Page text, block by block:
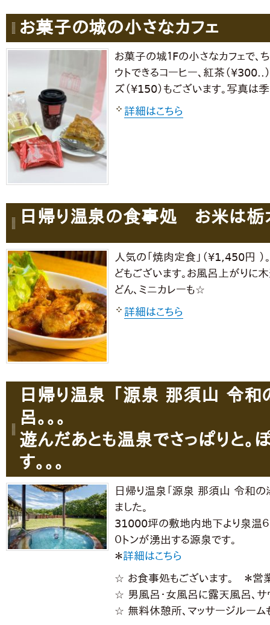
お菓子の城の小さなカフェ
お菓子の城１Fの小さなカフェで、ち
ウトできるコーヒー、紅茶（
ズ（¥150）もございます。写真は
詳細はこちら
日帰り温泉の食事処 お米は栃
人気の「焼肉定食」（¥1,450円 ）
どもございます。お風呂上がりに
どん、ミニカレーも☆
詳細はこちら
日帰り温泉 「源泉 那須山 令和
呂。。。
遊んだあとも温泉でさっぱりと。
す。。。
日帰り温泉「源泉 那須山 令和の
ました。
31000坪の敷地内地下より泉温６０.
０トンが湧出する源泉です。
＊詳細はこちら
☆ お食事処もございます。 ＊営
☆ 男風呂・女風呂に露天風呂、サ
☆ 無料休憩所、マッサージルーム